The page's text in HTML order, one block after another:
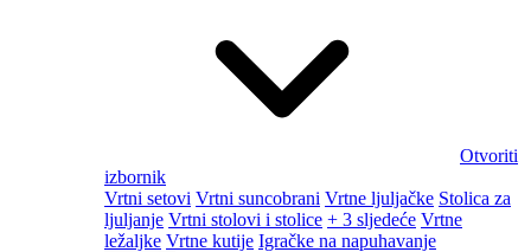
Otvoriti
izbornik
Vrtni setovi Vrtni suncobrani Vrtne ljuljačke Stolica za
ljuljanje Vrtni stolovi i stolice + 3 sljedeće Vrtne
ležaljke Vrtne kutije Igračke na napuhavanje